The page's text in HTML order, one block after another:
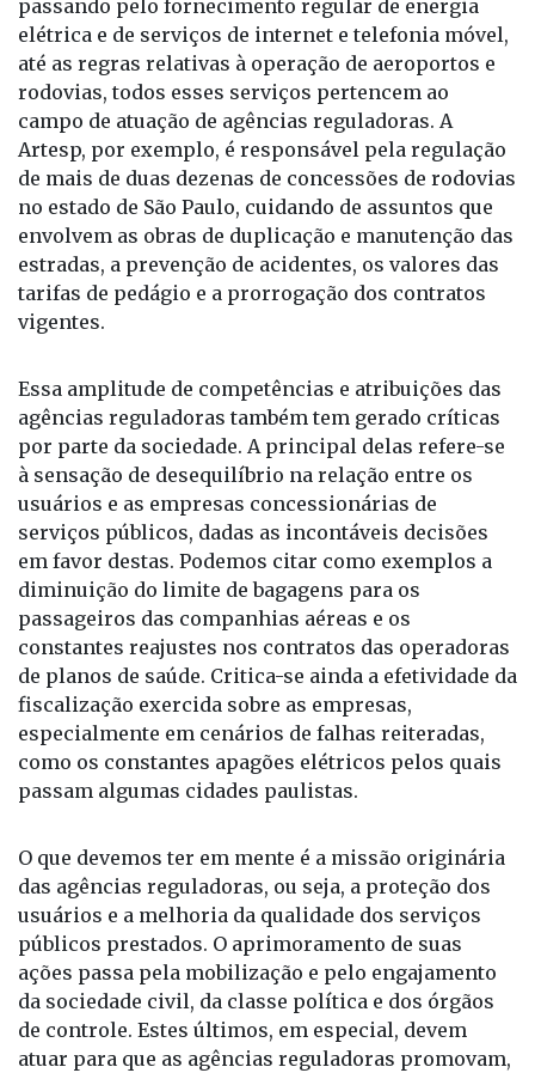
passando pelo fornecimento regular de energia
elétrica e de serviços de internet e telefonia móvel,
até as regras relativas à operação de aeroportos e
rodovias, todos esses serviços pertencem ao
campo de atuação de agências reguladoras. A
Artesp, por exemplo, é responsável pela regulação
de mais de duas dezenas de concessões de rodovias
no estado de São Paulo, cuidando de assuntos que
envolvem as obras de duplicação e manutenção das
estradas, a prevenção de acidentes, os valores das
tarifas de pedágio e a prorrogação dos contratos
vigentes.
Essa amplitude de competências e atribuições das
agências reguladoras também tem gerado críticas
por parte da sociedade. A principal delas refere-se
à sensação de desequilíbrio na relação entre os
usuários e as empresas concessionárias de
serviços públicos, dadas as incontáveis decisões
em favor destas. Podemos citar como exemplos a
diminuição do limite de bagagens para os
passageiros das companhias aéreas e os
constantes reajustes nos contratos das operadoras
de planos de saúde. Critica-se ainda a efetividade da
fiscalização exercida sobre as empresas,
especialmente em cenários de falhas reiteradas,
como os constantes apagões elétricos pelos quais
passam algumas cidades paulistas.
O que devemos ter em mente é a missão originária
das agências reguladoras, ou seja, a proteção dos
usuários e a melhoria da qualidade dos serviços
públicos prestados. O aprimoramento de suas
ações passa pela mobilização e pelo engajamento
da sociedade civil, da classe política e dos órgãos
de controle. Estes últimos, em especial, devem
atuar para que as agências reguladoras promovam,